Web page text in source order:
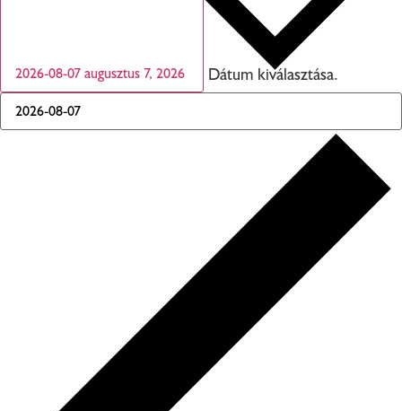
2026-08-07 augusztus 7, 2026 Dátum kiválasztása.